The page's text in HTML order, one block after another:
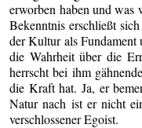
erworben haben und was
Bekenntnis erschließt
der Kultur als
die Wahrheit über die
herrscht bei ihm
die Kraft hat. Ja, er
Natur nach ist er nicht
verschlossener Egoist.